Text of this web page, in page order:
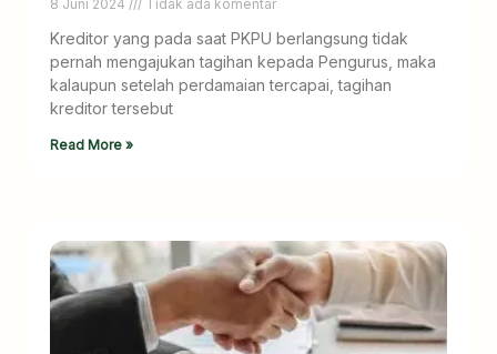
8 Juni 2024 Tidak ada komentar
Kreditor yang pada saat PKPU berlangsung tidak
pernah mengajukan tagihan kepada Pengurus, maka
kalaupun setelah perdamaian tercapai, tagihan
kreditor tersebut
Read More »